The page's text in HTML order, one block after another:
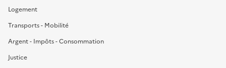
Logement
Transports - Mobilité
Argent - Impôts - Consommation
Justice